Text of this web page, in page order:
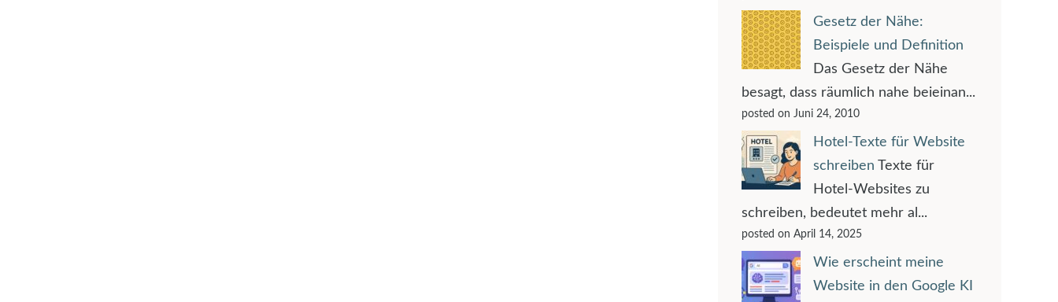
Gesetz der Nähe:
Beispiele und Definition
Das Gesetz der Nähe
besagt, dass räumlich nahe beieinan...
posted on Juni 24, 2010
Hotel-Texte für Website
schreiben Texte für
Hotel-Websites zu
schreiben, bedeutet mehr al...
posted on April 14, 2025
Wie erscheint meine
Website in den Google KI